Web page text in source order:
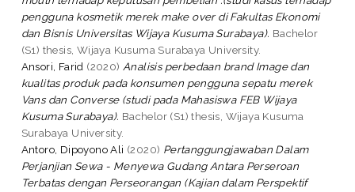
pengguna kosmetik merek make over di Fakultas Ekonomi
dan Bisnis Universitas Wijaya Kusuma Surabaya). Bachelor
(S1) thesis, Wijaya Kusuma Surabaya University.
Ansori, Farid (2020) Analisis perbedaan brand Image dan
kualitas produk pada konsumen pengguna sepatu merek
Vans dan Converse (studi pada Mahasiswa FEB Wijaya
Kusuma Surabaya). Bachelor (S1) thesis, Wijaya Kusuma
Surabaya University.
Antoro, Dipoyono Ali (2020) Pertanggungjawaban Dalam
Perjanjian Sewa - Menyewa Gudang Antara Perseroan
Terbatas dengan Perseorangan (Kajian dalam Perspektif